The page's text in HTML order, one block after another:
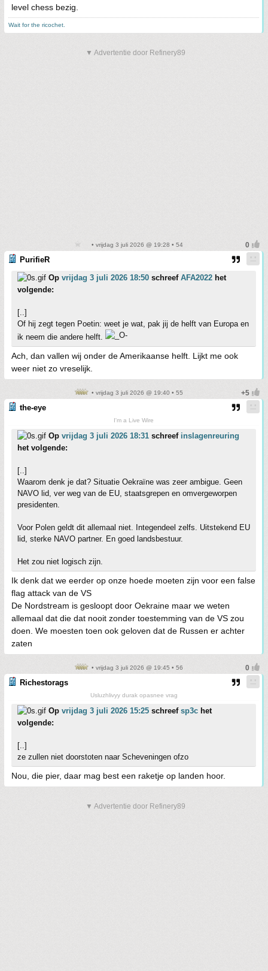
level chess bezig.
Wait for the ricochet.
▼ Advertentie door Refinery89
• vrijdag 3 juli 2026 @ 19:28 • 54
PurifieR
Op vrijdag 3 juli 2026 18:50 schreef AFA2022 het
volgende:
[..]
Of hij zegt tegen Poetin: weet je wat, pak jij de helft van Europa en
ik neem die andere helft.
Ach, dan vallen wij onder de Amerikaanse helft. Lijkt me ook
weer niet zo vreselijk.
• vrijdag 3 juli 2026 @ 19:40 • 55
the-eye
I'm a Live Wire
Op vrijdag 3 juli 2026 18:31 schreef inslagenreuring
het volgende:
[..]
Waarom denk je dat? Situatie Oekraïne was zeer ambigue. Geen
NAVO lid, ver weg van de EU, staatsgrepen en omvergeworpen
presidenten.
Voor Polen geldt dit allemaal niet. Integendeel zelfs. Uitstekend EU
lid, sterke NAVO partner. En goed landsbestuur.
Het zou niet logisch zijn.
Ik denk dat we eerder op onze hoede moeten zijn voor een false
flag attack van de VS
De Nordstream is gesloopt door Oekraine maar we weten
allemaal dat die dat nooit zonder toestemming van de VS zou
doen. We moesten toen ook geloven dat de Russen er achter
zaten
• vrijdag 3 juli 2026 @ 19:45 • 56
Richestorags
Usluzhlivyy durak opasnee vrag
Op vrijdag 3 juli 2026 15:25 schreef sp3c het
volgende:
[..]
ze zullen niet doorstoten naar Scheveningen ofzo
Nou, die pier, daar mag best een raketje op landen hoor.
▼ Advertentie door Refinery89